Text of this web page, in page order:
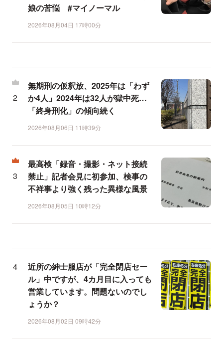
娘の苦悩 #マイノーマル
2026年08月04日 17時00分
無期刑の仮釈放、2025年は「わず
か4人」2024年は32人が獄中死…
「終身刑化」の傾向続く
2026年08月06日 11時39分
最高検「録音・撮影・ネット接続
禁止」記者会見に初参加、検事の
不祥事より強く残った異様な風景
2026年08月05日 10時12分
近所の紳士服店が「完全閉店セー
ル」中ですが、4カ月目に入っても
営業しています。問題ないのでし
ょうか？
2026年08月02日 09時42分